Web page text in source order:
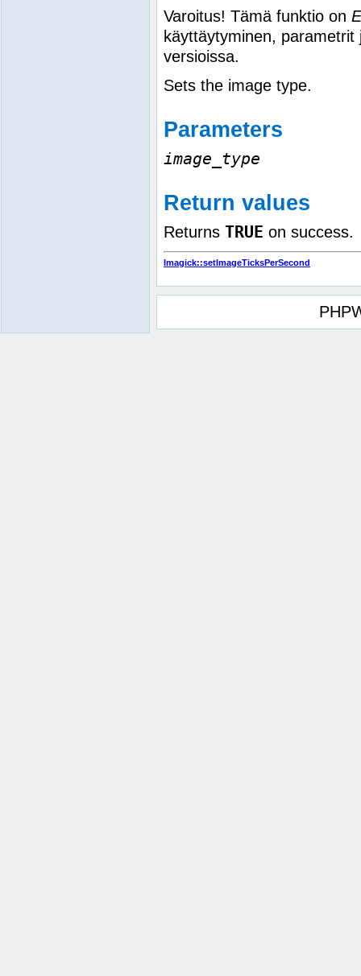
Varoitus! Tämä funktio on
käyttäytyminen,
versioissa.
Sets the image type.
Parameters
image_type
Return values
Returns TRUE on success.
Imagick::setImageTicksPerSecond